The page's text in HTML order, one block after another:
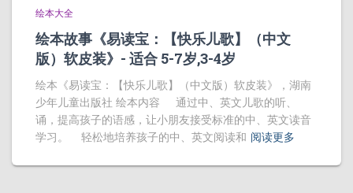
绘本大全
绘本故事《易读宝：【快乐儿歌】（中文
版）软皮装》- 适合 5-7岁,3-4岁
绘本《易读宝：【快乐儿歌】（中文版）软皮装》，湖南
少年儿童出版社 绘本内容 通过中、英文儿歌的听、
诵，提高孩子的语感，让小朋友接受标准的中、英文读音
学习。 轻松地培养孩子的中、英文阅读和 阅读更多